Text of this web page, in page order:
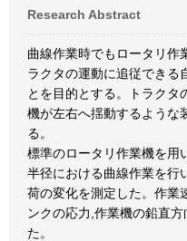
Research Abstract
曲線作業時でもロータリ作
ラクタの運動に追従できる
とを目的とする。トラクタ
機が左右へ揺動するような
る。
標準のロータリ作業機を用
半径における曲線作業を行
荷の変化を測定した。作業
ンクの応力,作業機の鉛直
た。